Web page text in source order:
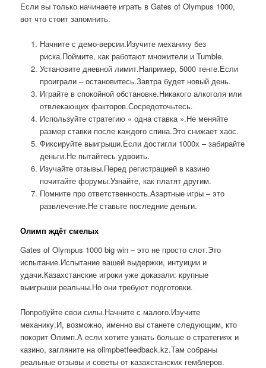
Если вы только начинаете играть в Gates of Olympus 1000,
вот что стоит запомнить.
Начните с демо-версии.Изучите механику без
риска.Поймите, как работают множители и Tumble.
Установите дневной лимит.Например, 5000 тенге.Если
проиграли – остановитесь.Завтра будет новый день.
Играйте в спокойной обстановке.Никакого алкоголя или
отвлекающих факторов.Сосредоточьтесь.
Используйте стратегию « одна ставка ».Не меняйте
размер ставки после каждого спина.Это снижает хаос.
Фиксируйте выигрыши.Если достигли 1000x – забирайте
деньги.Не пытайтесь удвоить.
Изучайте отзывы.Перед регистрацией в казино
почитайте форумы.Узнайте, как платят другим.
Помните про ответственность.Азартные игры – это
развлечение.Не ставьте последние деньги.
Олимп ждёт смелых
Gates of Olympus 1000 big win – это не просто слот.Это
испытание.Испытание вашей выдержки, интуиции и
удачи.Казахстанские игроки уже доказали: крупные
выигрыши реальны.Но они требуют подготовки.
Попробуйте свои силы.Начните с малого.Изучите
механику.И, возможно, именно вы станете следующим, кто
покорит Олимп.А если хотите узнать больше о стратегиях и
казино, загляните на olimpbetfeedback.kz.Там собраны
реальные отзывы и советы от казахстанских гемблеров.